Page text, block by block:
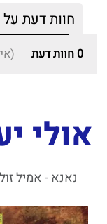
חוות דעת
0 חוות דעת
אולי
נאנא - אמיל